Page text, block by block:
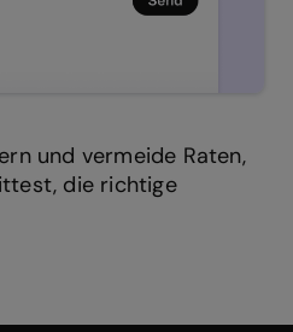
und vermeide Raten,
die richtige